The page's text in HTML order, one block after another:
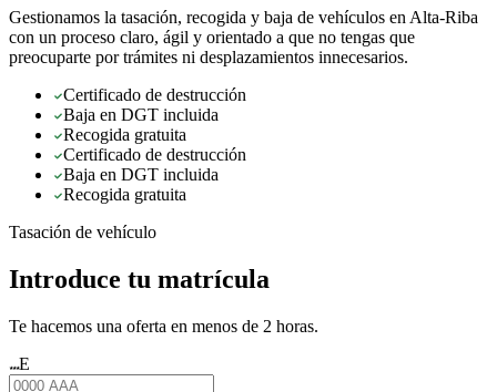
Gestionamos la tasación, recogida y baja de vehículos en Alta-Riba
con un proceso claro, ágil y orientado a que no tengas que
preocuparte por trámites ni desplazamientos innecesarios.
Certificado de destrucción
Baja en DGT incluida
Recogida gratuita
Certificado de destrucción
Baja en DGT incluida
Recogida gratuita
Tasación de vehículo
Introduce tu matrícula
Te hacemos una oferta en menos de 2 horas.
★★★E